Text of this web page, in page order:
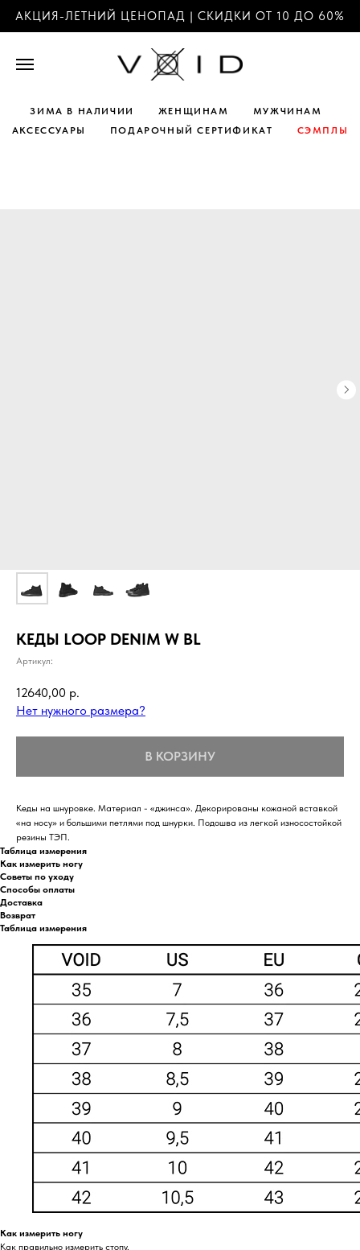
АКЦИЯ-ЛЕТНИЙ ЦЕНОПАД | СКИДКИ ОТ 10 ДО 60%
ЗИМА В НАЛИЧИИ ЖЕНЩИНАМ
МУЖЧИНАМ
АКСЕССУАРЫ
ПОДАРОЧНЫЙ СЕРТИФИКАТ СЭМПЛЫ
КЕДЫ LOOP DENIM W BL
Артикул:
12640,00 р.
Нет нужного размера?
В КОРЗИНУ
Кеды на шнуровке. Материал - «джинса». Декорированы кожаной вставкой
«на носу» и большими петлями под шнурки. Подошва из легкой износостойкой
резины ТЭП.
Таблица измерения
Как измерить ногу
Советы по уходу
Способы оплаты
Доставка
Возврат
Таблица измерения
Как измерить ногу
Как правильно измерить стопу.